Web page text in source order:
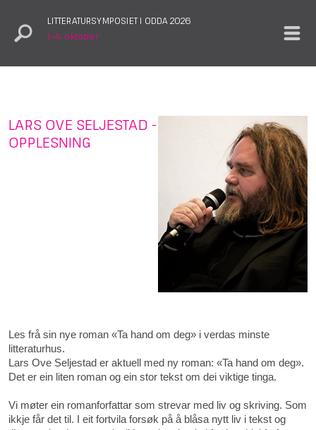
LITTERATURSYMPOSIET I ODDA 2026
1.–4. oktober
LARS OVE SELJESTAD -
OPPLESNING
Les frå sin nye roman «Ta hand om deg» i verdas minste
litteraturhus.
Lars Ove Seljestad er aktuell med ny roman: «Ta hand om deg».
Det er ein liten roman og ein stor tekst om dei viktige tinga.
Vi møter ein romanforfattar som strevar med liv og skriving. Som
ikkje får det til. I eit fortvila forsøk på å blåsa nytt liv i tekst og